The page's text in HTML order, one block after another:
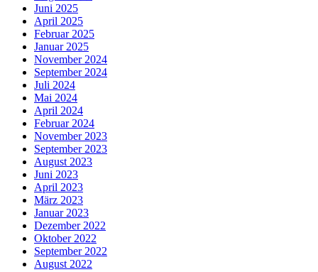
Juni 2025
April 2025
Februar 2025
Januar 2025
November 2024
September 2024
Juli 2024
Mai 2024
April 2024
Februar 2024
November 2023
September 2023
August 2023
Juni 2023
April 2023
März 2023
Januar 2023
Dezember 2022
Oktober 2022
September 2022
August 2022